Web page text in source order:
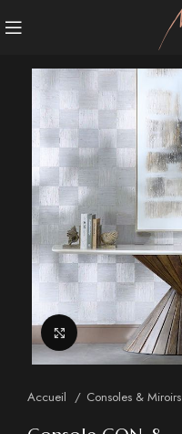
Agrandir
Accueil Consoles & Miroirs